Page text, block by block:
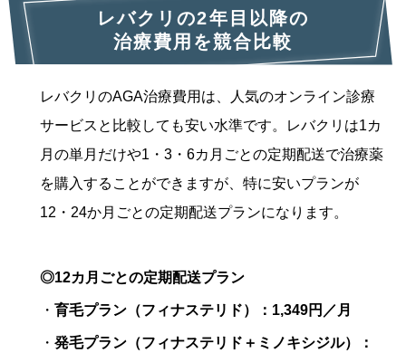
レバクリの2年目以降の
治療費用を競合比較
レバクリのAGA治療費用は、人気のオンライン診療
サービスと比較しても安い水準です。レバクリは1カ
月の単月だけや1・3・6カ月ごとの定期配送で治療薬
を購入することができますが、特に安いプランが
12・24か月ごとの定期配送プランになります。
◎12カ月ごとの定期配送プラン
・ 育毛プラン（フィナステリド）：1,349円／月
・ 発毛プラン（フィナステリド＋ミノキシジル）：